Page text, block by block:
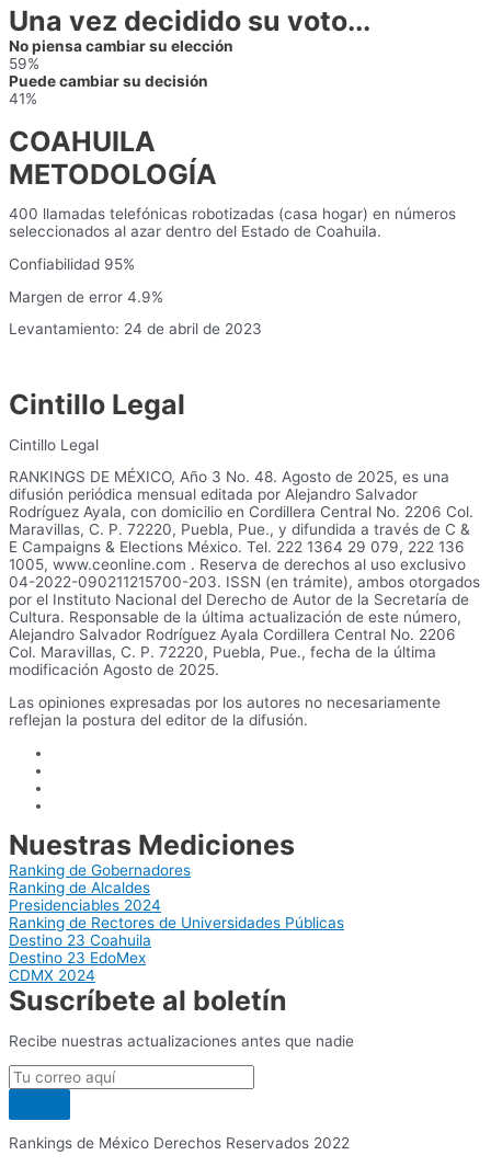
Una vez decidido su voto...
No piensa cambiar su elección
59%
Puede cambiar su decisión
41%
COAHUILA
METODOLOGÍA
400 llamadas telefónicas robotizadas (casa hogar) en números
seleccionados al azar dentro del Estado de Coahuila.
Confiabilidad 95%
Margen de error 4.9%
Levantamiento: 24 de abril de 2023
Cintillo Legal
Cintillo Legal
RANKINGS DE MÉXICO, Año 3 No. 48. Agosto de 2025, es una
difusión periódica mensual editada por Alejandro Salvador
Rodríguez Ayala, con domicilio en Cordillera Central No. 2206 Col.
Maravillas, C. P. 72220, Puebla, Pue., y difundida a través de C &
E Campaigns & Elections México. Tel. 222 1364 29 079, 222 136
1005, www.ceonline.com . Reserva de derechos al uso exclusivo
04-2022-090211215700-203. ISSN (en trámite), ambos otorgados
por el Instituto Nacional del Derecho de Autor de la Secretaría de
Cultura. Responsable de la última actualización de este número,
Alejandro Salvador Rodríguez Ayala Cordillera Central No. 2206
Col. Maravillas, C. P. 72220, Puebla, Pue., fecha de la última
modificación Agosto de 2025.
Las opiniones expresadas por los autores no necesariamente
reflejan la postura del editor de la difusión.
Nuestras Mediciones
Ranking de Gobernadores
Ranking de Alcaldes
Presidenciables 2024
Ranking de Rectores de Universidades Públicas
Destino 23 Coahuila
Destino 23 EdoMex
CDMX 2024
Suscríbete al boletín
Recibe nuestras actualizaciones antes que nadie
Rankings de México Derechos Reservados 2022